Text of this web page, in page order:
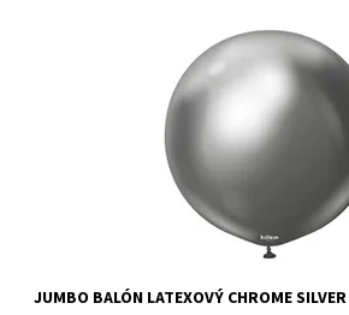
Jumbo balón latexový choromova tmavo
velkost do cca 60cm dodavame nenafukny
JUMBO BALÓN LATEXOVÝ CHROME